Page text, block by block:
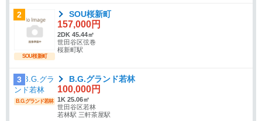
2
SOU桜新町
SOU桜新町
157,000円
2DK 45.44㎡
世田谷区弦巻
桜新町駅
3
B.G.グランド若林
B.G.グランド若林
100,000円
1K 25.06㎡
世田谷区若林
若林駅 三軒茶屋駅